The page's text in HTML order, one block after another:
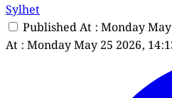
Sylhet
Published At : Monday
At : Monday May 25 2026,